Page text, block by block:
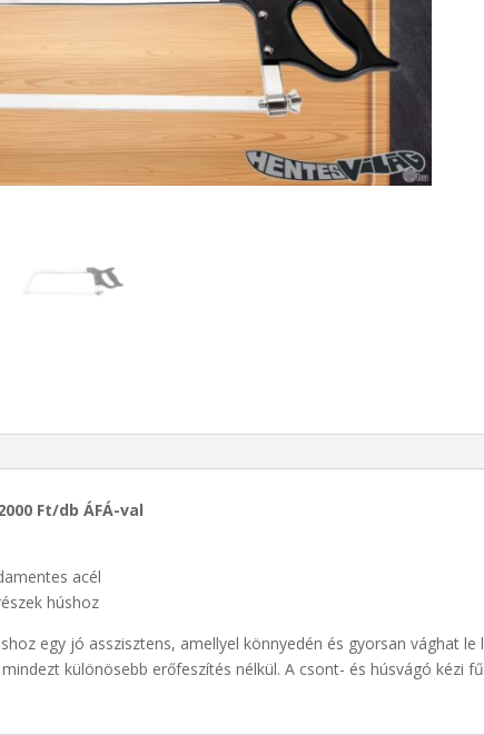
Ft/db ÁFÁ-val
acél
húshoz
egy jó asszisztens, amellyel könnyedén és gyorsan vághat
különösebb erőfeszítés nélkül. A csont- és húsvágó